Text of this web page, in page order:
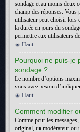
sondage et au moins deux
champ des réponses. Vous
utilisateur peut choisir lors
la durée en jours du
permettre aux utilisateurs
Haut
Pourquoi ne puis-je
sondage ?
Le nombre d’options
vous avez besoin
Haut
Comment modifier
Comme pour les
original, un modérateur ou